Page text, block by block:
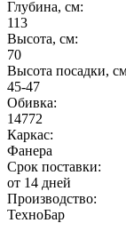
Глубина, см:
113
Высота, см:
70
Высота посадки,
45-47
Обивка:
14772
Каркас:
Фанера
Срок поставки:
от 14 дней
Производство:
ТехноБар